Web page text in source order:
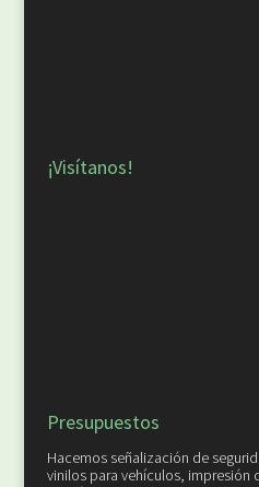
¡Visítanos!
Presupuestos
Hacemos señalización de
vinilos para vehículos, impresión